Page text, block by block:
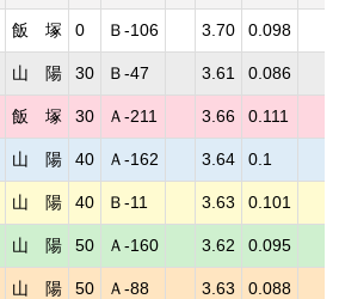
飯 塚 0 Ｂ-106 3.70 0.098
山 陽 30 Ｂ-47 3.61 0.086
飯 塚 30 Ａ-211 3.66 0.111
山 陽 40 Ａ-162 3.64 0.1
山 陽 40 Ｂ-11 3.63 0.101
山 陽 50 Ａ-160 3.62 0.095
山 陽 50 Ａ-88 3.63 0.088